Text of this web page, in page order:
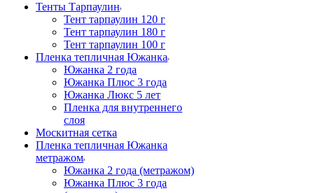
Тенты Тарпаулин
Тент тарпаулин 120 г
Тент тарпаулин 180 г
Тент тарпаулин 100 г
Пленка тепличная Южанка
Южанка 2 года
Южанка Плюс 3 года
Южанка Люкс 5 лет
Пленка для внутреннего
слоя
Москитная сетка
Пленка тепличная Южанка
метражом
Южанка 2 года (метражом)
Южанка Плюс 3 года